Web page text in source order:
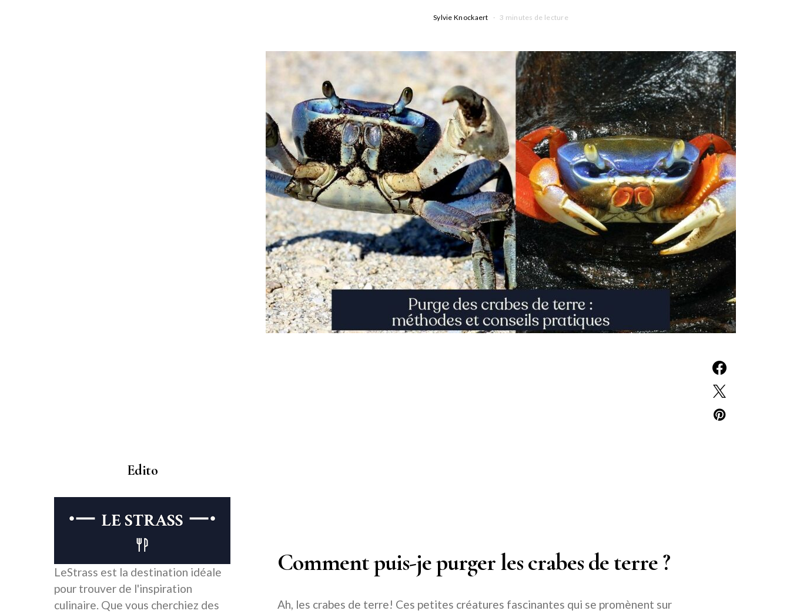
Sylvie Knockaert 3 minutes de lecture
Comment puis-je purger les crabes de terre ?
Ah, les crabes de terre! Ces petites créatures fascinantes qui se promènent sur
Edito
LeStrass est la destination idéale
pour trouver de l'inspiration
culinaire. Que vous cherchiez des